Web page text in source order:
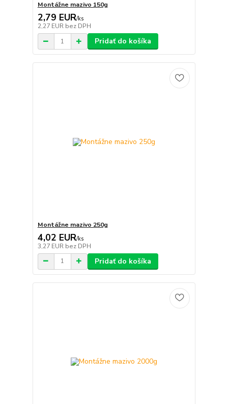
Montážne mazivo 150g
2,79 EUR/ks
2,27 EUR bez DPH
Pridať do košíka
Montážne mazivo 250g
4,02 EUR/ks
3,27 EUR bez DPH
Pridať do košíka